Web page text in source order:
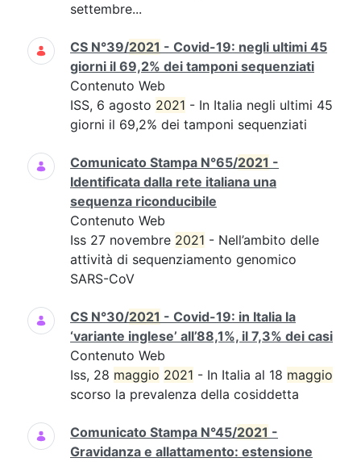
settembre...
CS N°39/2021 - Covid-19: negli ultimi 45
giorni il 69,2% dei tamponi sequenziati
Contenuto Web
ISS, 6 agosto 2021 - In Italia negli ultimi 45
giorni il 69,2% dei tamponi sequenziati
Comunicato Stampa N°65/2021 -
Identificata dalla rete italiana una
sequenza riconducibile
Contenuto Web
Iss 27 novembre 2021 - Nell’ambito delle
attività di sequenziamento genomico
SARS-CoV
CS N°30/2021 - Covid-19: in Italia la
‘variante inglese’ all’88,1%, il 7,3% dei casi
Contenuto Web
Iss, 28 maggio 2021 - In Italia al 18 maggio
scorso la prevalenza della cosiddetta
Comunicato Stampa N°45/2021 -
Gravidanza e allattamento: estensione